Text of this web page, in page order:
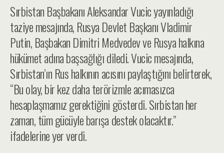
Sırbistan Başbakanı Aleksandar Vucic yayınladığı
taziye mesajında, Rusya Devlet Başkanı Vladimir
Putin, Başbakan Dimitri Medvedev ve Rusya halkına
hükümet adına başsağlığı diledi. Vucic mesajında,
Sırbistan’ın Rus halkının acısını paylaştığını belirterek,
“Bu olay, bir kez daha terörizmle acımasızca
hesaplaşmamız gerektiğini gösterdi. Sırbistan her
zaman, tüm gücüyle barışa destek olacaktır.”
ifadelerine yer verdi.